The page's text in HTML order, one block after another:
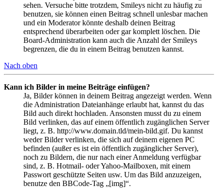
sehen. Versuche bitte trotzdem, Smileys nicht zu häufig zu
benutzen, sie können einen Beitrag schnell unlesbar machen
und ein Moderator könnte deshalb deinen Beitrag
entsprechend überarbeiten oder gar komplett löschen. Die
Board-Administration kann auch die Anzahl der Smileys
begrenzen, die du in einem Beitrag benutzen kannst.
Nach oben
Kann ich Bilder in meine Beiträge einfügen?
Ja, Bilder können in deinem Beitrag angezeigt werden. Wenn
die Administration Dateianhänge erlaubt hat, kannst du das
Bild auch direkt hochladen. Ansonsten musst du zu einem
Bild verlinken, das auf einem öffentlich zugänglichen Server
liegt, z. B. http://www.domain.tld/mein-bild.gif. Du kannst
weder Bilder verlinken, die sich auf deinem eigenen PC
befinden (außer es ist ein öffentlich zugänglicher Server),
noch zu Bildern, die nur nach einer Anmeldung verfügbar
sind, z. B. Hotmail- oder Yahoo-Mailboxen, mit einem
Passwort geschützte Seiten usw. Um das Bild anzuzeigen,
benutze den BBCode-Tag „[img]“.